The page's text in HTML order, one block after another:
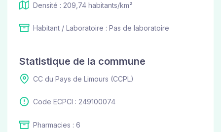
Densité : 209,74 habitants/km²
Habitant / Laboratoire : Pas de laboratoire
Statistique de la commune
CC du Pays de Limours (CCPL)
Code ECPCI : 249100074
Pharmacies : 6